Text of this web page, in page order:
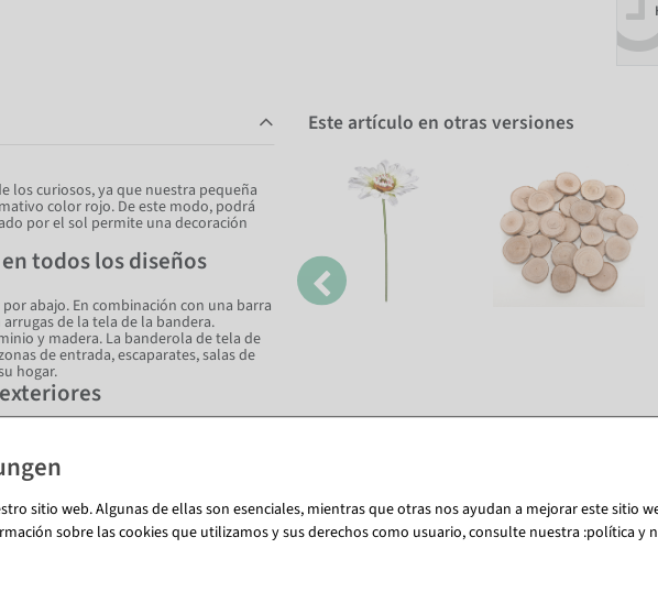
los curiosos, ya que nuestra pequeña
color rojo. De este modo, podrá
por el sol permite una decoración
todos los diseños
abajo. En combinación con una barra
de la tela de la bandera.
y madera. La banderola de tela de
de entrada, escaparates, salas de
hogar.
con tejido de bandera resistente
públicas como aeropuertos,
documentos.
Este artículo en otras versiones
sitio web. Algunas de ellas son esenciales, mientras que otras nos ayudan a mejorar este sitio
sobre las cookies que utilizamos y sus derechos como usuario, consulte nuestra :política y